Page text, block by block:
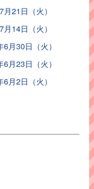
21日（火）
14日（火）
月30日（火）
月23日（火）
月2日（火）